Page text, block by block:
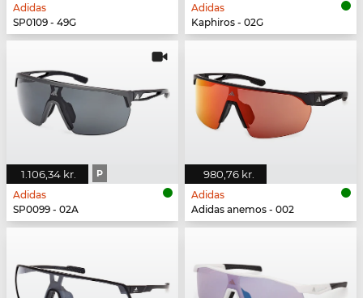
Adidas
SP0109 - 49G
Adidas
Kaphiros - 02G
1.106,34 kr. P
Adidas
SP0099 - 02A
980,76 kr.
Adidas
Adidas anemos - 002